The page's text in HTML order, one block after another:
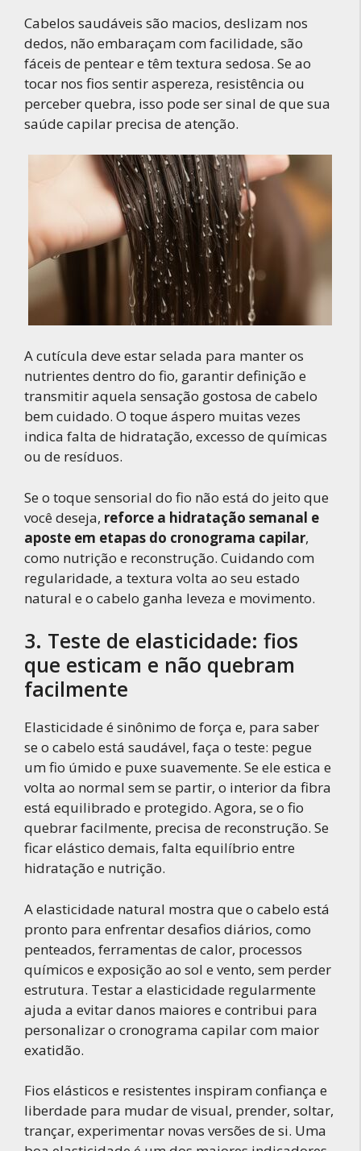
Cabelos saudáveis são macios, deslizam nos
dedos, não embaraçam com facilidade, são
fáceis de pentear e têm textura sedosa. Se ao
tocar nos fios sentir aspereza, resistência ou
perceber quebra, isso pode ser sinal de que sua
saúde capilar precisa de atenção.
A cutícula deve estar selada para manter os
nutrientes dentro do fio, garantir definição e
transmitir aquela sensação gostosa de cabelo
bem cuidado. O toque áspero muitas vezes
indica falta de hidratação, excesso de químicas
ou de resíduos.
Se o toque sensorial do fio não está do jeito que
você deseja, reforce a hidratação semanal e
aposte em etapas do cronograma capilar,
como nutrição e reconstrução. Cuidando com
regularidade, a textura volta ao seu estado
natural e o cabelo ganha leveza e movimento.
3. Teste de elasticidade: fios
que esticam e não quebram
facilmente
Elasticidade é sinônimo de força e, para saber
se o cabelo está saudável, faça o teste: pegue
um fio úmido e puxe suavemente. Se ele estica e
volta ao normal sem se partir, o interior da fibra
está equilibrado e protegido. Agora, se o fio
quebrar facilmente, precisa de reconstrução. Se
ficar elástico demais, falta equilíbrio entre
hidratação e nutrição.
A elasticidade natural mostra que o cabelo está
pronto para enfrentar desafios diários, como
penteados, ferramentas de calor, processos
químicos e exposição ao sol e vento, sem perder
estrutura. Testar a elasticidade regularmente
ajuda a evitar danos maiores e contribui para
personalizar o cronograma capilar com maior
exatidão.
Fios elásticos e resistentes inspiram confiança e
liberdade para mudar de visual, prender, soltar,
trançar, experimentar novas versões de si. Uma